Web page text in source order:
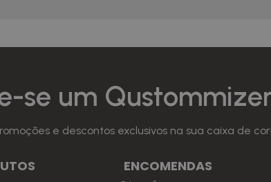
se um
e descontos exclusivos na sua caixa de
ENCOMENDAS